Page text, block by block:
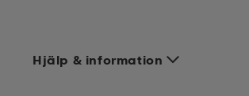
Hjälp & information